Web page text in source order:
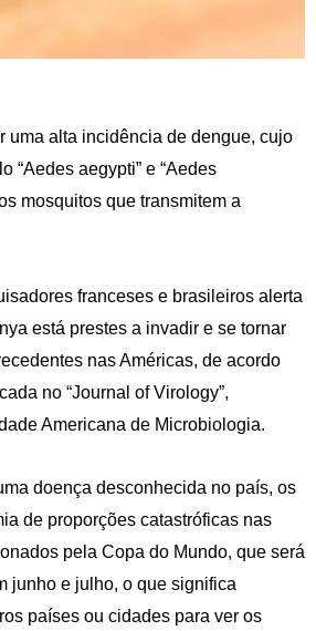
uma alta incidência de dengue, cujo
“Aedes aegypti” e “Aedes
mosquitos que transmitem a
franceses e brasileiros alerta
está prestes a invadir e se tornar
nas Américas, de acordo
no “Journal of Virology”,
Americana de Microbiologia.
doença desconhecida no país, os
de proporções catastróficas nas
pela Copa do Mundo, que será
junho e julho, o que significa
países ou cidades para ver os